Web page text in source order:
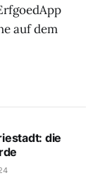
auf dem
die